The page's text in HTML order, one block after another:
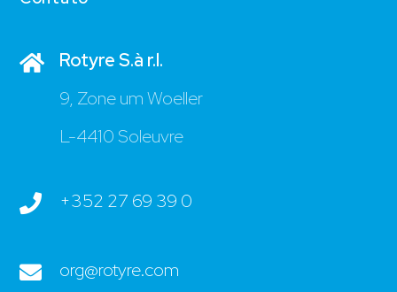
Rotyre S.à r.l.
9, Zone um Woeller
L-4410 Soleuvre
+352 27 69 39 0
org@rotyre.com